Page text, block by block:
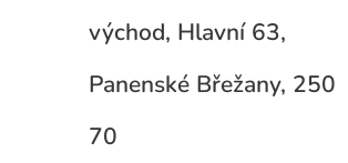
východ, Hlavní 63,
Panenské Břežany, 250
70